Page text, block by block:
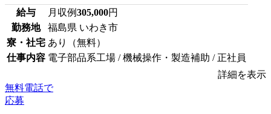
給与 月収例305,000円
勤務地
福島県 いわき市
寮・社宅 あり（無料）
仕事内容 電子部品系工場 / 機械操作・製造補助 / 正社員
詳細を表示
無料電話で
応募